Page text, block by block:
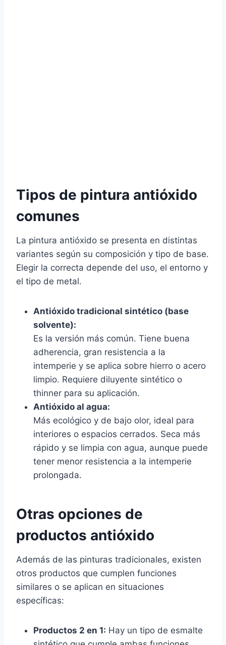
Tipos de pintura antióxido
comunes
La pintura antióxido se presenta en distintas
variantes según su composición y tipo de base.
Elegir la correcta depende del uso, el entorno y
el tipo de metal.
Antióxido tradicional sintético (base
solvente):
Es la versión más común. Tiene buena
adherencia, gran resistencia a la
intemperie y se aplica sobre hierro o acero
limpio. Requiere diluyente sintético o
thinner para su aplicación.
Antióxido al agua:
Más ecológico y de bajo olor, ideal para
interiores o espacios cerrados. Seca más
rápido y se limpia con agua, aunque puede
tener menor resistencia a la intemperie
prolongada.
Otras opciones de
productos antióxido
Además de las pinturas tradicionales, existen
otros productos que cumplen funciones
similares o se aplican en situaciones
específicas:
Productos 2 en 1: Hay un tipo de esmalte